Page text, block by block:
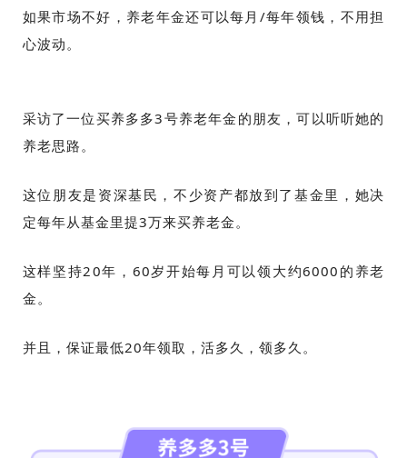
如果市场不好，养老年金还可以每月/每年领钱，不用担
心波动。
采访了一位买养多多3号养老年金的朋友，可以听听她的
养老思路。
这位朋友是资深基民，不少资产都放到了基金里，她决
定每年从基金里提3万来买养老金。
这样坚持20年，60岁开始每月可以领大约6000的养老
金。
并且，保证最低20年领取，活多久，领多久。